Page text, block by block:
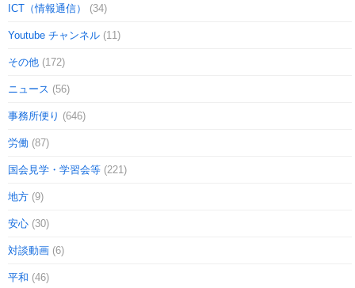
ICT（情報通信） (34)
Youtube チャンネル (11)
その他 (172)
ニュース (56)
事務所便り (646)
労働 (87)
国会見学・学習会等 (221)
地方 (9)
安心 (30)
対談動画 (6)
平和 (46)